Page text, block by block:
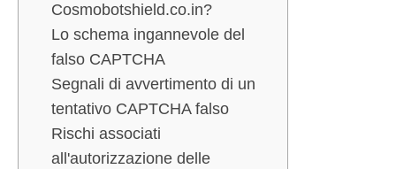
Cosmobotshield.co.in?
Lo schema ingannevole del
falso CAPTCHA
Segnali di avvertimento di un
tentativo CAPTCHA falso
Rischi associati
all'autorizzazione delle